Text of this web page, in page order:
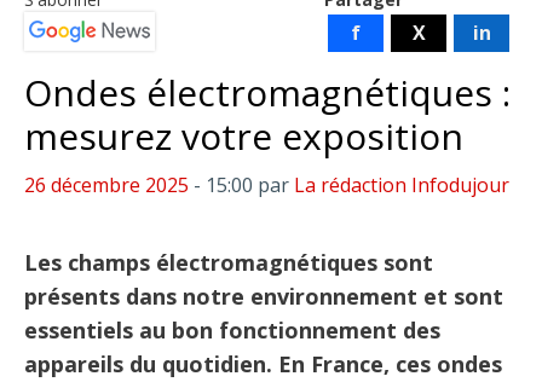
f X in
Ondes électromagnétiques :
mesurez votre exposition
26 décembre 2025 - 15:00 par La rédaction Infodujour
Les champs électromagnétiques sont
présents dans notre environnement et sont
essentiels au bon fonctionnement des
appareils du quotidien. En France, ces ondes